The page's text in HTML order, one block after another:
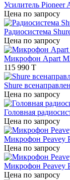
Усилитель Pioneer
Цена по запросу
Радиосистема
Цена по запросу
Микрофон Apart
115 990 T
Shure
Цена по запросу
Головная
Цена по запросу
Микрофон Peavey
Цена по запросу
Микрофон Peavey
Цена по запросу